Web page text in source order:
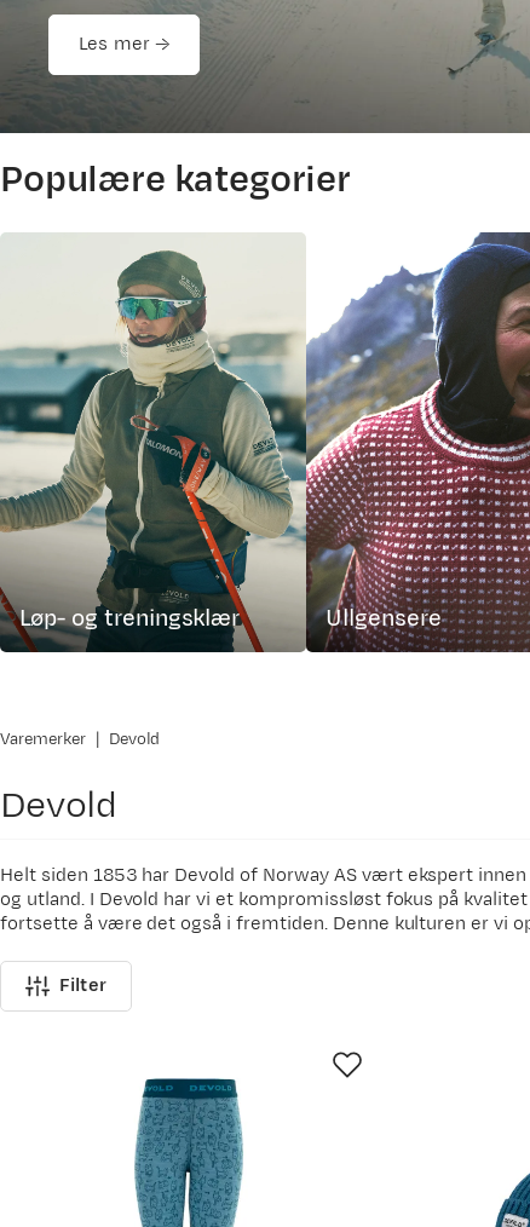
Les mer →
Populære kategorier
Løp- og treningsklær Ullgensere
Varemerker Devold
Devold
Helt siden 1853 har Devold of Norway AS vært ekspert
og utland. I Devold har vi et kompromissløst fokus på
fortsette å være det også i fremtiden. Denne kulturen er vi
Under merkevaren Devold® utvikles og produseres
bærekraftig produksjon, nærhet til markedene og
aktiviteter og gjøremål. Tekstiler lagd av naturlige fibre i
Filter